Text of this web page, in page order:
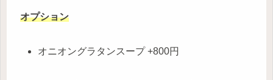
オプション
オニオングラタンスープ +800円